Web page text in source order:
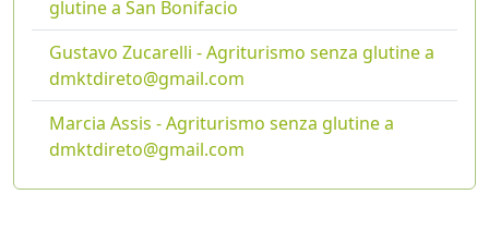
glutine a San Bonifacio
Gustavo Zucarelli - Agriturismo senza glutine a
dmktdireto@gmail.com
Marcia Assis - Agriturismo senza glutine a
dmktdireto@gmail.com